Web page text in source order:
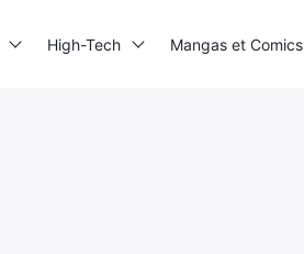
High-Tech Mangas et Comics